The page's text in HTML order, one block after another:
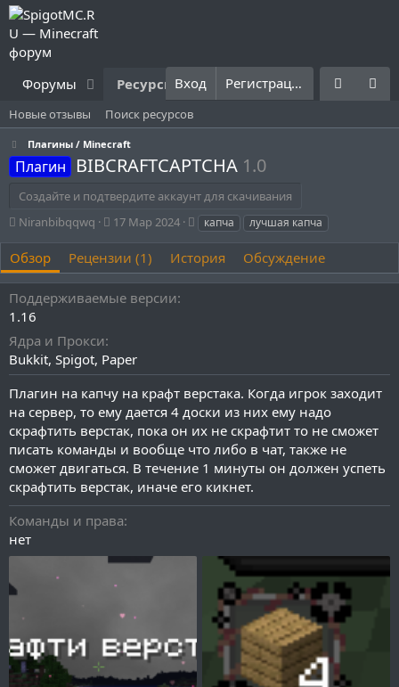
Форумы Ресурсы Что нового? Правила
Вход Регистрация
Новые отзывы Поиск ресурсов
Плагины / Minecraft
Плагин BIBCRAFTCAPTCHA 1.0
Создайте и подтвердите аккаунт для скачивания
А
т
о
р
Niranbibqqwq
Д
т
а
с
о
н
я
17 Мар 2024
Т
г
и
капча лучшая капча
Обзор Рецензии (1) История Обсуждение
Поддерживаемые версии
1.16
Ядра и Прокси
Bukkit Spigot Paper
Плагин на капчу на крафт верстака. Когда игрок заходит
на сервер, то ему дается 4 доски из них ему надо
скрафтить верстак, пока он их не скрафтит то не сможет
писать команды и вообще что либо в чат, также не
сможет двигаться. В течение 1 минуты он должен успеть
скрафтить верстак, иначе его кикнет.
Команды и права
нет